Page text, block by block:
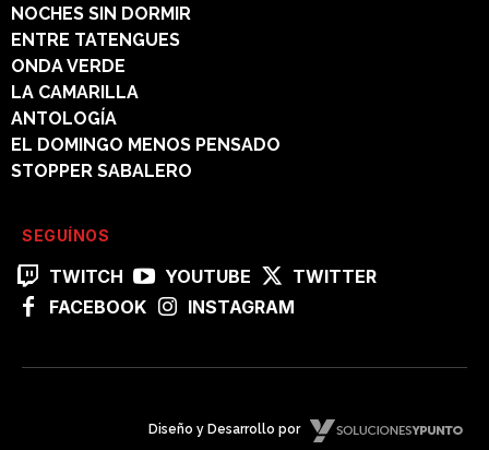
NOCHES SIN DORMIR
ENTRE TATENGUES
ONDA VERDE
LA CAMARILLA
ANTOLOGÍA
EL DOMINGO MENOS PENSADO
STOPPER SABALERO
SEGUÍNOS
TWITCH YOUTUBE
TWITTER
FACEBOOK
INSTAGRAM
Diseño y Desarrollo por